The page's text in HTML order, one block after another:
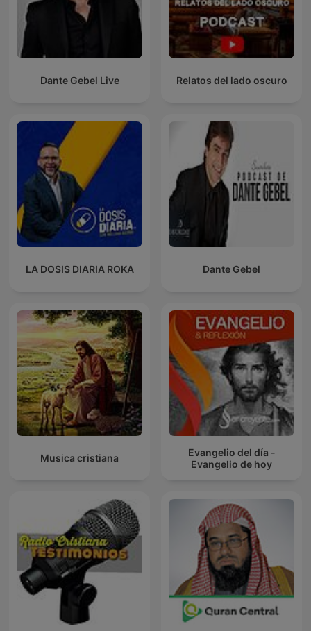
Dante Gebel Live Relatos del lado oscuro
LA DOSIS DIARIA ROKA Dante Gebel
Musica cristiana
Evangelio del día -
Evangelio de hoy